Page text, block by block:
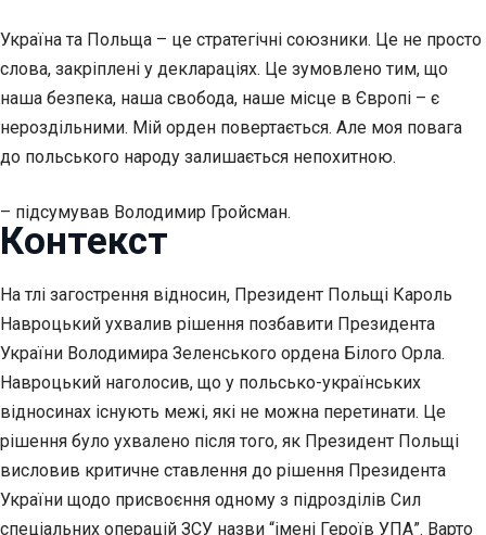
Україна та Польща – це стратегічні союзники. Це не просто
слова, закріплені у деклараціях. Це зумовлено тим, що
наша безпека, наша свобода, наше місце в Європі – є
нероздільними. Мій орден повертається. Але моя повага
до польського народу залишається непохитною.
– підсумував Володимир Гройсман.
Контекст
На тлі загострення відносин, Президент Польщі Кароль
Навроцький ухвалив рішення позбавити Президента
України Володимира Зеленського ордена Білого Орла.
Навроцький наголосив, що у польсько-українських
відносинах існують межі, які не можна перетинати. Це
рішення було ухвалено після того, як Президент Польщі
висловив критичне ставлення до рішення Президента
України щодо присвоєння одному з підрозділів Сил
спеціальних операцій ЗСУ назви “імені Героїв УПА”. Варто